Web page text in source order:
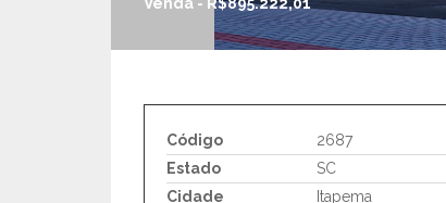
Código
2687
Estado
SC
Cidade
Itapema